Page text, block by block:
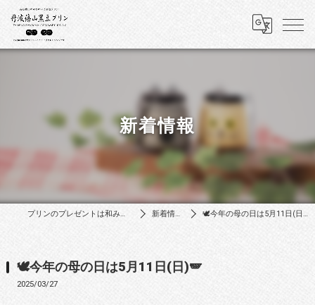
新着情報
プリンのプレゼントは和み工房 新着情報 🕊️今年の母の日は5月11日(日)🪽
🕊️今年の母の日は5月11日(日)🪽
2025/03/27